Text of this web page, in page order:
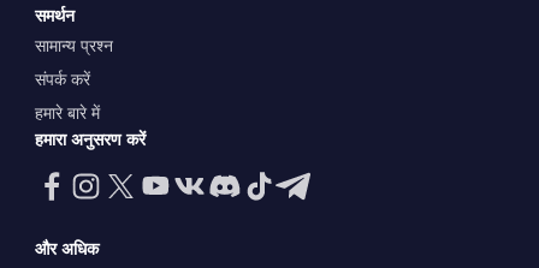
समर्थन
सामान्य प्रश्न
संपर्क करें
हमारे बारे में
हमारा अनुसरण करें
और अधिक